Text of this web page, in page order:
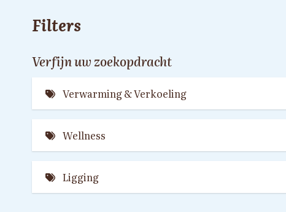
Filters
Verfijn uw zoekopdracht
Verwarming & Verkoeling
Pelletkachel (4)
Houtkachel (2)
Wellness
Hottub (13)
Ligging